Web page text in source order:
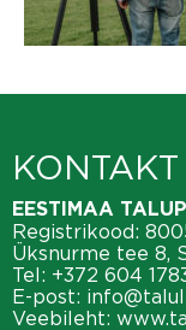
KONTAKT
EESTIMAA
Registrikood:
Üksnurme tee 8,
Tel: +372 604
E-post:
Veebileht: